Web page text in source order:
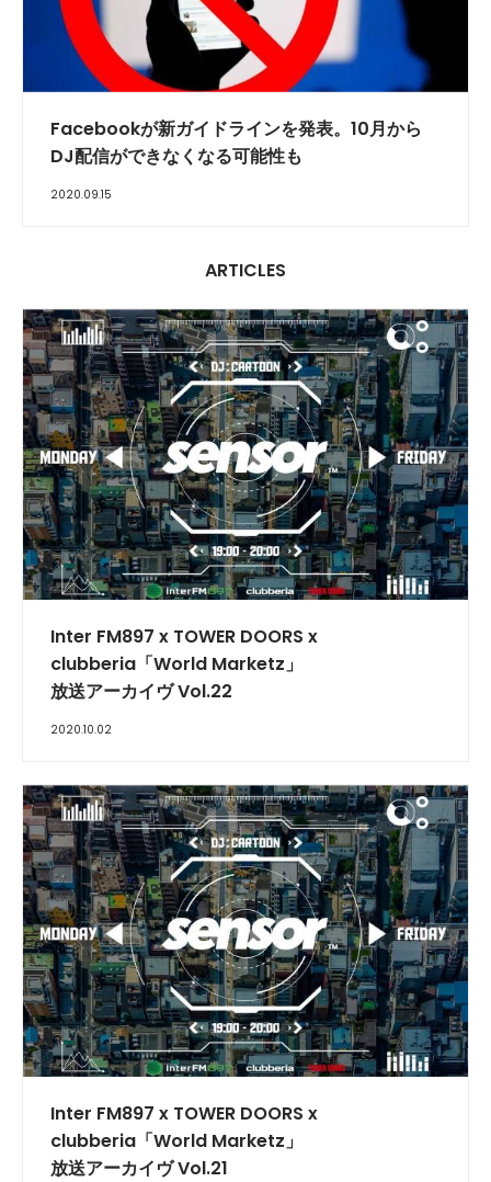
Facebookが新ガイドラインを発表。10月から
DJ配信ができなくなる可能性も
2020.09.15
ARTICLES
INTERVIEW
Inter FM897 x TOWER DOORS x
clubberia「World Marketz」
放送アーカイヴ Vol.22
2020.10.02
INTERVIEW
Inter FM897 x TOWER DOORS x
clubberia「World Marketz」
放送アーカイヴ Vol.21